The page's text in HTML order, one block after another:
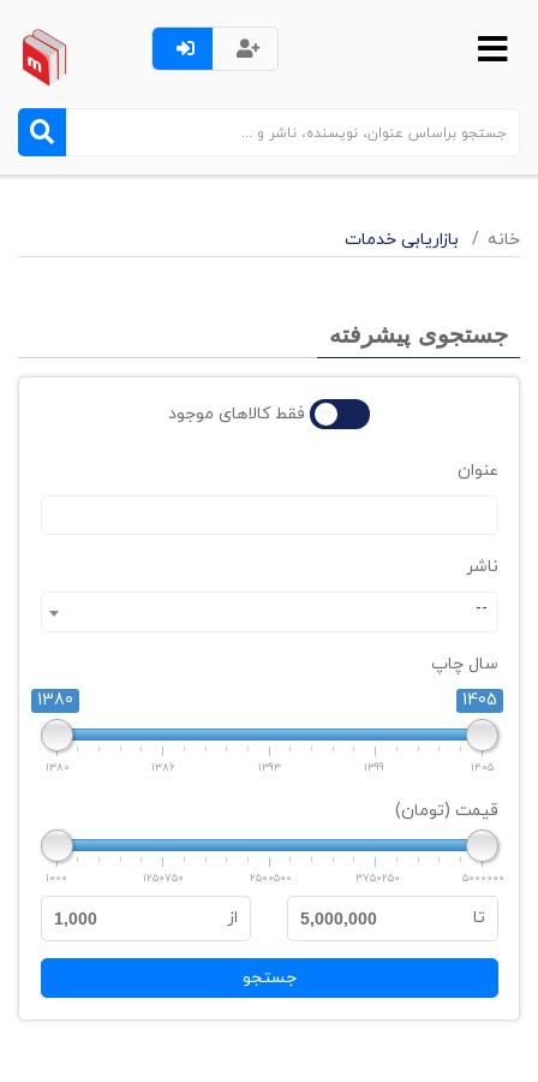
خانه بازاریابی خدمات
جستجوی پیشرفته
فقط کالاهای موجود
عنوان
ناشر
--
سال چاپ
1380
1405
1380 1386 1393 1399 1405
قیمت (تومان)
1000 1250750 2500500 3750250 5000000
تا 5,000,000 از 1,000
جستجو